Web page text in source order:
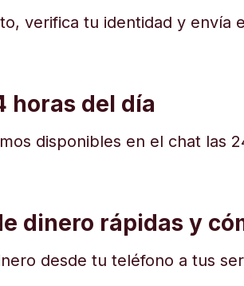
verifica tu identidad y envía
horas del día
disponibles en el chat las
dinero rápidas y
desde tu teléfono a tus